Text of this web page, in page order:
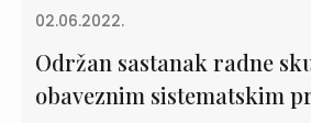
02.06.2022.
Održan sastanak radne
obaveznim sistematskim